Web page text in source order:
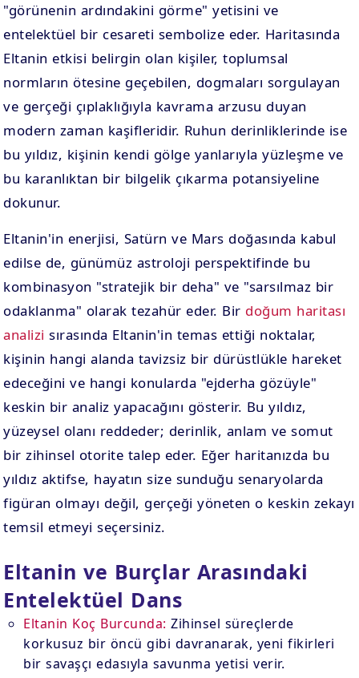
"görünenin ardındakini görme" yetisini ve
entelektüel bir cesareti sembolize eder. Haritasında
Eltanin etkisi belirgin olan kişiler, toplumsal
normların ötesine geçebilen, dogmaları sorgulayan
ve gerçeği çıplaklığıyla kavrama arzusu duyan
modern zaman kaşifleridir. Ruhun derinliklerinde ise
bu yıldız, kişinin kendi gölge yanlarıyla yüzleşme ve
bu karanlıktan bir bilgelik çıkarma potansiyeline
dokunur.
Eltanin'in enerjisi, Satürn ve Mars doğasında kabul
edilse de, günümüz astroloji perspektifinde bu
kombinasyon "stratejik bir deha" ve "sarsılmaz bir
odaklanma" olarak tezahür eder. Bir doğum haritası
analizi sırasında Eltanin'in temas ettiği noktalar,
kişinin hangi alanda tavizsiz bir dürüstlükle hareket
edeceğini ve hangi konularda "ejderha gözüyle"
keskin bir analiz yapacağını gösterir. Bu yıldız,
yüzeysel olanı reddeder; derinlik, anlam ve somut
bir zihinsel otorite talep eder. Eğer haritanızda bu
yıldız aktifse, hayatın size sunduğu senaryolarda
figüran olmayı değil, gerçeği yöneten o keskin zekayı
temsil etmeyi seçersiniz.
Eltanin ve Burçlar Arasındaki
Entelektüel Dans
Eltanin Koç Burcunda: Zihinsel süreçlerde
korkusuz bir öncü gibi davranarak, yeni fikirleri
bir savaşçı edasıyla savunma yetisi verir.